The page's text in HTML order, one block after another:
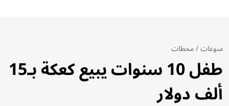
منوعات/محطات
طفل 10 سنوات يبيع كعكة بـ15
ألف دولار